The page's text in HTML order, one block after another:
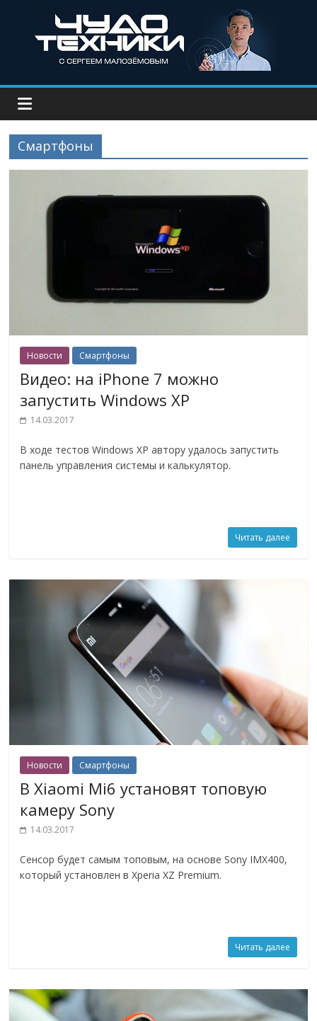
Смартфоны
Новости Смартфоны
Видео: на iPhone 7 можно
запустить Windows XP
14.03.2017
В ходе тестов Windows XP автору удалось запустить
панель управления системы и калькулятор.
Читать далее
Новости Смартфоны
В Xiaomi Mi6 установят топовую
камеру Sony
14.03.2017
Сенсор будет самым топовым, на основе Sony IMX400,
который установлен в Xperia XZ Premium.
Читать далее